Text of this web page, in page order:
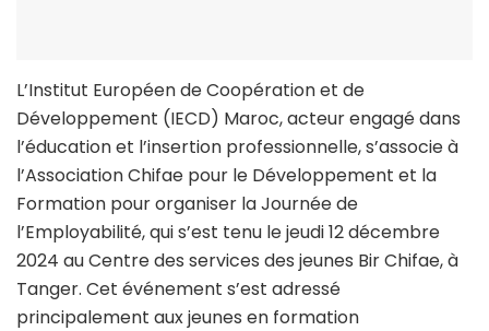
L’Institut Européen de Coopération et de
Développement (IECD) Maroc, acteur engagé dans
l’éducation et l’insertion professionnelle, s’associe à
l’Association Chifae pour le Développement et la
Formation pour organiser la Journée de
l’Employabilité, qui s’est tenu le jeudi 12 décembre
2024 au Centre des services des jeunes Bir Chifae, à
Tanger. Cet événement s’est adressé
principalement aux jeunes en formation